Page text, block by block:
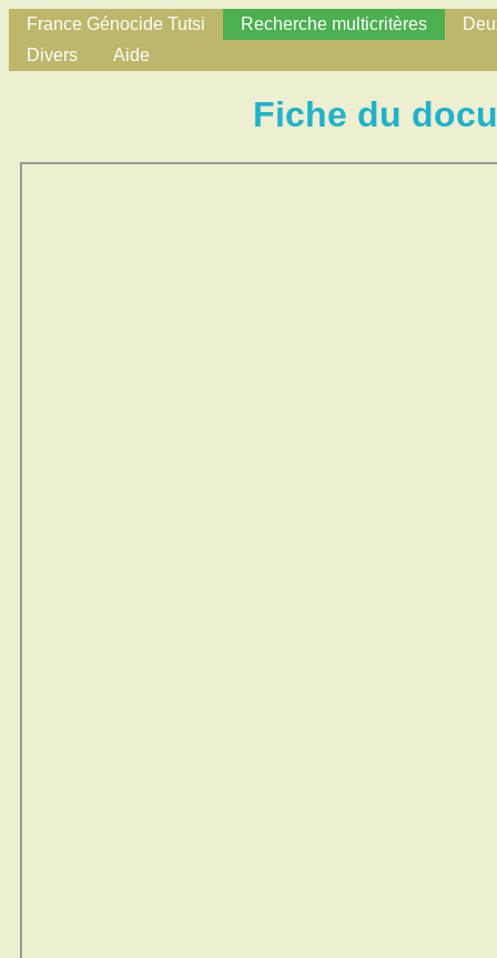
France Génocide Tutsi Recherche multicritères
Divers
Aide
Fiche du